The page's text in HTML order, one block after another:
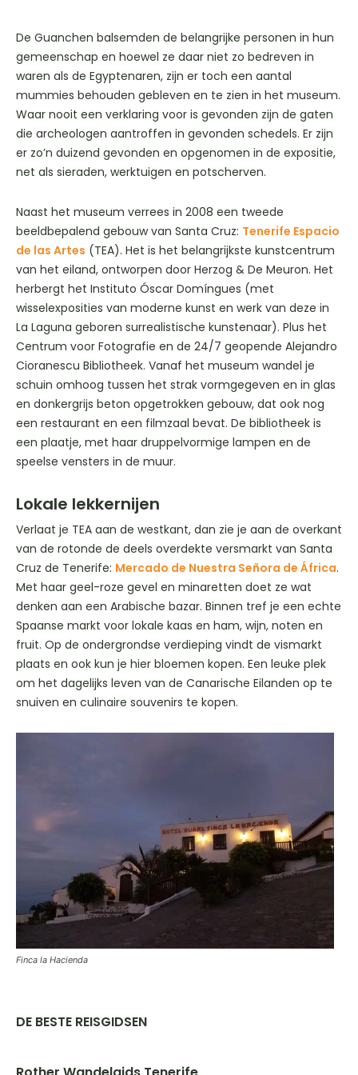
De Guanchen balsemden de belangrijke personen in hun
gemeenschap en hoewel ze daar niet zo bedreven in
waren als de Egyptenaren, zijn er toch een aantal
mummies behouden gebleven en te zien in het museum.
Waar nooit een verklaring voor is gevonden zijn de gaten
die archeologen aantroffen in gevonden schedels. Er zijn
er zo’n duizend gevonden en opgenomen in de expositie,
net als sieraden, werktuigen en potscherven.
Naast het museum verrees in 2008 een tweede
beeldbepalend gebouw van Santa Cruz: Tenerife Espacio
de las Artes (TEA). Het is het belangrijkste kunstcentrum
van het eiland, ontworpen door Herzog & De Meuron. Het
herbergt het Instituto Óscar Domíngues (met
wisselexposities van moderne kunst en werk van deze in
La Laguna geboren surrealistische kunstenaar). Plus het
Centrum voor Fotografie en de 24/7 geopende Alejandro
Cioranescu Bibliotheek. Vanaf het museum wandel je
schuin omhoog tussen het strak vormgegeven en in glas
en donkergrijs beton opgetrokken gebouw, dat ook nog
een restaurant en een filmzaal bevat. De bibliotheek is
een plaatje, met haar druppelvormige lampen en de
speelse vensters in de muur.
Lokale lekkernijen
Verlaat je TEA aan de westkant, dan zie je aan de overkant
van de rotonde de deels overdekte versmarkt van Santa
Cruz de Tenerife: Mercado de Nuestra Señora de África.
Met haar geel-roze gevel en minaretten doet ze wat
denken aan een Arabische bazar. Binnen tref je een echte
Spaanse markt voor lokale kaas en ham, wijn, noten en
fruit. Op de ondergrondse verdieping vindt de vismarkt
plaats en ook kun je hier bloemen kopen. Een leuke plek
om het dagelijks leven van de Canarische Eilanden op te
snuiven en culinaire souvenirs te kopen.
Finca la Hacienda
DE BESTE REISGIDSEN